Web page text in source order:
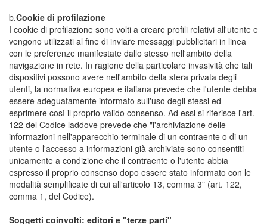
b.Cookie di profilazione
I cookie di profilazione sono volti a creare profili relativi all'utente e
vengono utilizzati al fine di inviare messaggi pubblicitari in linea
con le preferenze manifestate dallo stesso nell'ambito della
navigazione in rete. In ragione della particolare invasività che tali
dispositivi possono avere nell'ambito della sfera privata degli
utenti, la normativa europea e italiana prevede che l'utente debba
essere adeguatamente informato sull'uso degli stessi ed
esprimere così il proprio valido consenso. Ad essi si riferisce l'art.
122 del Codice laddove prevede che "l'archiviazione delle
informazioni nell'apparecchio terminale di un contraente o di un
utente o l'accesso a informazioni già archiviate sono consentiti
unicamente a condizione che il contraente o l'utente abbia
espresso il proprio consenso dopo essere stato informato con le
modalità semplificate di cui all'articolo 13, comma 3" (art. 122,
comma 1, del Codice).
Soggetti coinvolti: editori e "terze parti"